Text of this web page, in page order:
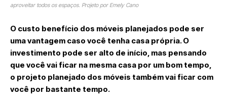
aproveitar todos os espaços. Projeto por Emely Cano
O custo benefício dos móveis planejados pode ser
uma vantagem caso você tenha casa própria. O
investimento pode ser alto de início, mas pensando
que você vai ficar na mesma casa por um bom tempo,
o projeto planejado dos móveis também vai ficar com
você por bastante tempo.